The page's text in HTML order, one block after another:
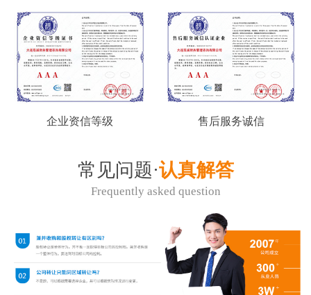
企业资信等级 售后服务诚信
常见问题·认真解答
Frequently asked question